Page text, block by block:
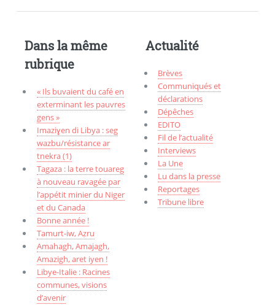
Dans la même
rubrique
« Ils buvaient du café en
exterminant les pauvres
gens »
Imaziɣen di Libya : seg
wazbu/résistance ar
tnekra (1)
Tagaza : la terre touareg
à nouveau ravagée par
l’appétit minier du Niger
et du Canada
Bonne année !
Tamurt-iw, Aẓru
Amahagh, Amajagh,
Amazigh, aret iyen !
Libye-Italie : Racines
communes, visions
d’avenir
Actualité
Brèves
Communiqués et
déclarations
Dépêches
EDITO
Fil de l’actualité
Interviews
La Une
Lu dans la presse
Reportages
Tribune libre